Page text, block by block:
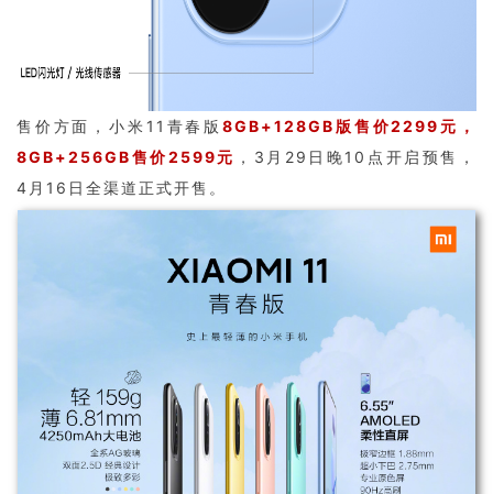
售价方面，小米11青春版8GB+128GB版售价2299元，
8GB+256GB售价2599元 ，3月29日晚10点开启预售，
4月16日全渠道正式开售。